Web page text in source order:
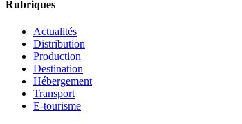
Rubriques
Actualités
Distribution
Production
Destination
Hébergement
Transport
E-tourisme